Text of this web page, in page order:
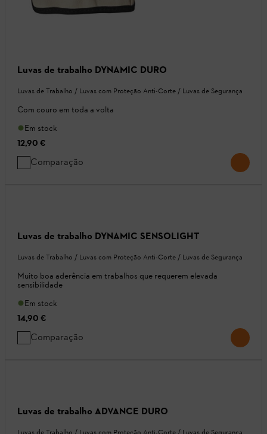
Luvas de trabalho DYNAMIC DURO
Luvas de Trabalho / Luvas com Proteção Anti-Corte / Luvas de Segurança
Com couro em toda a volta
Em stock
12,90 €
Comparação
Luvas de trabalho DYNAMIC SENSOLIGHT
Luvas de Trabalho / Luvas com Proteção Anti-Corte / Luvas de Segurança
Muito boa aderência em trabalhos que requerem elevada
sensibilidade
Em stock
14,90 €
Comparação
Luvas de trabalho ADVANCE DURO
Luvas de Trabalho / Luvas com Proteção Anti-Corte / Luvas de Segurança